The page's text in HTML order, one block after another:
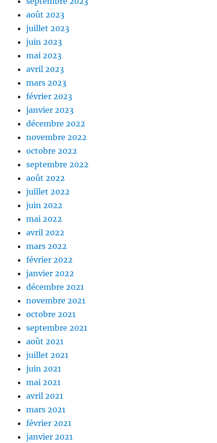
août 2023
juillet 2023
juin 2023
mai 2023
avril 2023
mars 2023
février 2023
janvier 2023
décembre 2022
novembre 2022
octobre 2022
septembre 2022
août 2022
juillet 2022
juin 2022
mai 2022
avril 2022
mars 2022
février 2022
janvier 2022
décembre 2021
novembre 2021
octobre 2021
septembre 2021
août 2021
juillet 2021
juin 2021
mai 2021
avril 2021
mars 2021
février 2021
janvier 2021